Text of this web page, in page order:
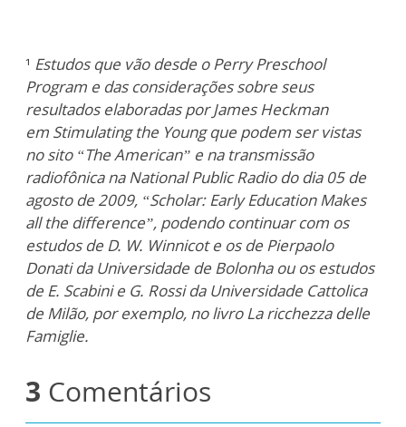
¹ Estudos que vão desde o Perry Preschool
Program e das considerações sobre seus
resultados elaboradas por James Heckman
em Stimulating the Young que podem ser vistas
no sito “The American” e na transmissão
radiofônica na National Public Radio do dia 05 de
agosto de 2009, “Scholar: Early Education Makes
all the difference”, podendo continuar com os
estudos de D. W. Winnicot e os de Pierpaolo
Donati da Universidade de Bolonha ou os estudos
de E. Scabini e G. Rossi da Universidade Cattolica
de Milão, por exemplo, no livro La ricchezza delle
Famiglie.
3 Comentários